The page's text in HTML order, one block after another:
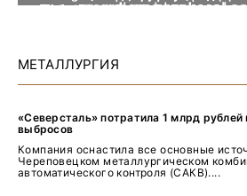
Уголь России и Майнинг 2026
MiningWorld Russia 2026
Добыча. Обогащение.
Рудник 2025 | Обзор выставки
Уголь России и Майнинг 2025
MiningWorld Russia 2025
Рудник 2024 | Обзор выставки
В помощь шахтёру 2024
Уголь России и Майнинг 2024
Mining World Russia 2024
Рудник. Урал 2023 | Обзор
технологиям 2023
Уголь России и Майнинг 2023 |
MiningWorld Russia 2023
Уголь России и Майнинг 2022 |
MiningWorld Russia 2022 | Обзор
Рудник Урала | Обзор выставки
технологиям
Уголь России и Майнинг 2021 |
Mining World Russia 2021 | Обзор
День Шахтёра 2020 | Взгляд
Уголь России и Майнинг 2019 |
карантина
участников выставки
МЕТАЛЛУРГИЯ
«Северсталь» потратила 1 млрд
выбросов
Компания оснастила все основные
Череповецком металлургическом
автоматического контроля (САКВ)....